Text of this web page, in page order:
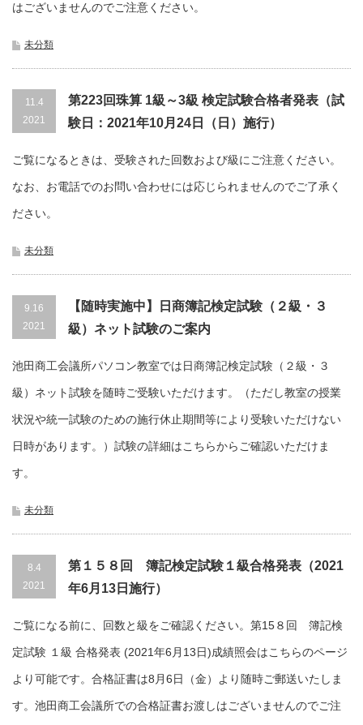
はございませんのでご注意ください。
未分類
11.4
2021
第223回珠算 1級～3級 検定試験合格者発表（試
験日：2021年10月24日（日）施行）
ご覧になるときは、受験された回数および級にご注意ください。
なお、お電話でのお問い合わせには応じられませんのでご了承く
ださい。
未分類
9.16
2021
【随時実施中】日商簿記検定試験（２級・３
級）ネット試験のご案内
池田商工会議所パソコン教室では日商簿記検定試験（２級・３
級）ネット試験を随時ご受験いただけます。（ただし教室の授業
状況や統一試験のための施行休止期間等により受験いただけない
日時があります。）試験の詳細はこちらからご確認いただけま
す。
未分類
8.4
2021
第１５８回 簿記検定試験１級合格発表（2021
年6月13日施行）
ご覧になる前に、回数と級をご確認ください。第15８回 簿記検
定試験 １級 合格発表 (2021年6月13日)成績照会はこちらのページ
より可能です。合格証書は8月6日（金）より随時ご郵送いたしま
す。池田商工会議所での合格証書お渡しはございませんのでご注